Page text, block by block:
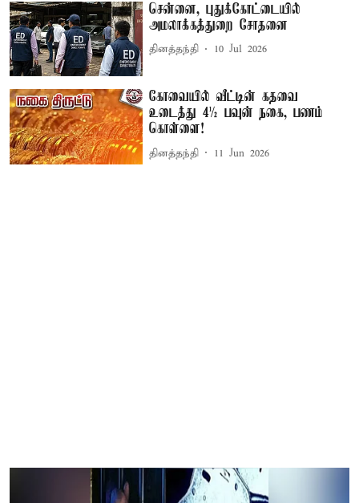
சென்னை, புதுக்கோட்டையில்
அமலாக்கத்துறை சோதனை
தினத்தந்தி 10 Jul 2026
கோவையில் வீட்டின் கதவை
உடைத்து 4½ பவுன் நகை, பணம்
கொள்ளை!
தினத்தந்தி 11 Jun 2026